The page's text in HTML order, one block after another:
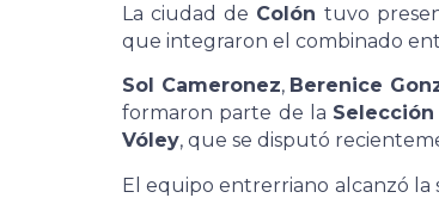
La ciudad de Colón tuvo
que integraron el combinado
Sol Cameronez, Berenice
formaron parte de la
Vóley, que se disputó
El equipo entrerriano alcanzó la